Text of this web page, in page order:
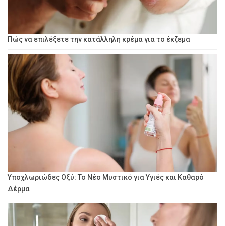
Πώς να επιλέξετε την κατάλληλη κρέμα για το έκζεμα
Υποχλωριώδες Οξύ: Το Νέο Μυστικό για Υγιές και Καθαρό
Δέρμα